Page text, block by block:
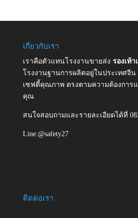
เกี่ยวกับเรา
เราคือตัวแทนโรงงานขายส่ง รองเท้
โรงงานฐานการผลิตอยู่ในประเทศจีน
เซฟตี้คุณภาพ ตรงตามความต้องการ
คุณ
สนใจสอบถามและรายละเอียดได้ที่
Line:@safety27
ติดต่อเรา